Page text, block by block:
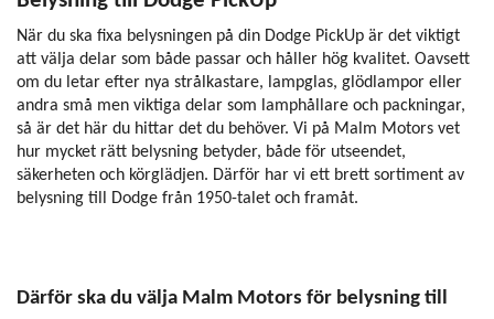
När du ska fixa belysningen på din Dodge PickUp är det viktigt
att välja delar som både passar och håller hög kvalitet. Oavsett
om du letar efter nya strålkastare, lampglas, glödlampor eller
andra små men viktiga delar som lamphållare och packningar,
så är det här du hittar det du behöver. Vi på Malm Motors vet
hur mycket rätt belysning betyder, både för utseendet,
säkerheten och körglädjen. Därför har vi ett brett sortiment av
belysning till Dodge från 1950-talet och framåt.
Därför ska du välja Malm Motors för belysning till